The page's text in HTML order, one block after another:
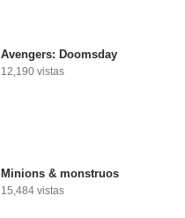
Avengers: Doomsday
12,190 vistas
Minions & monstruos
15,484 vistas